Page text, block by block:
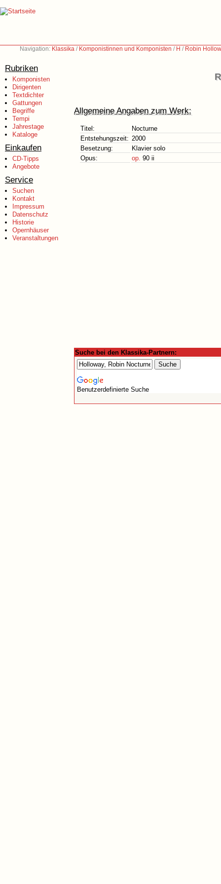
Navigation: Klassika / Komponistinnen und Komponisten / H / Robin
Rubriken
Komponisten
Dirigenten
Textdichter
Gattungen
Begriffe
Tempi
Jahrestage
Kataloge
Einkaufen
CD-Tipps
Angebote
Service
Suchen
Kontakt
Impressum
Datenschutz
Historie
Opernhäuser
Veranstaltungen
Allgemeine Angaben zum Werk:
Titel:
Nocturne
Entstehungszeit: 2000
Besetzung:
Klavier solo
Opus:
op. 90 ii
Suche bei den Klassika-Partnern:
Benutzerdefinierte Suche